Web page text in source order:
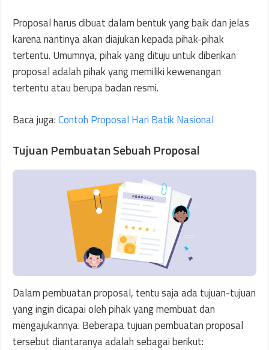
Proposal harus dibuat dalam bentuk yang baik dan jelas
karena nantinya akan diajukan kepada pihak-pihak
tertentu. Umumnya, pihak yang dituju untuk diberikan
proposal adalah pihak yang memiliki kewenangan
tertentu atau berupa badan resmi.
Baca juga:Contoh Proposal Hari Batik Nasional
Tujuan Pembuatan Sebuah Proposal
Dalam pembuatan proposal, tentu saja ada tujuan-tujuan
yang ingin dicapai oleh pihak yang membuat dan
mengajukannya. Beberapa tujuan pembuatan proposal
tersebut diantaranya adalah sebagai berikut: